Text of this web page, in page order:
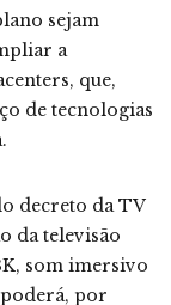
sejam
a
que,
de tecnologias
decreto da TV
da televisão
som imersivo
por